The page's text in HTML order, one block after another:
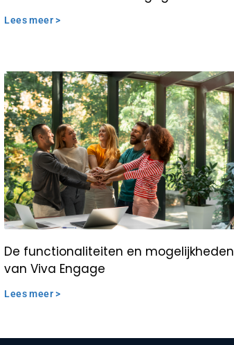
Lees meer >
De functionaliteiten en mogelijkheden
van Viva Engage
Lees meer >